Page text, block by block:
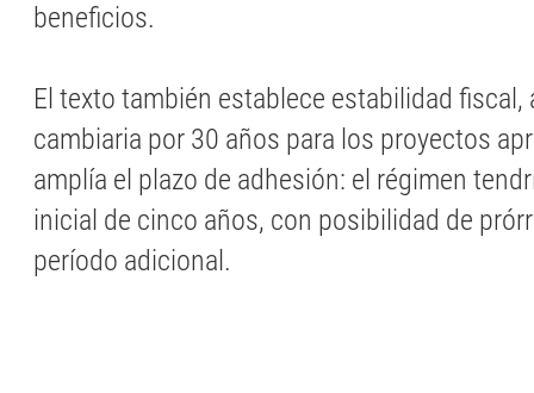
beneficios.
El texto también establece estabilidad fiscal,
cambiaria por 30 años para los proyectos
amplía el plazo de adhesión: el régimen
inicial de cinco años, con posibilidad de
período adicional.